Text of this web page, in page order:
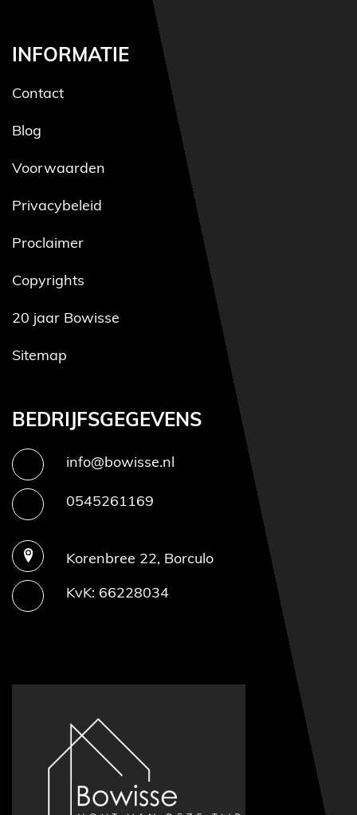
INFORMATIE
Contact
Blog
Voorwaarden
Privacybeleid
Proclaimer
Copyrights
20 jaar Bowisse
Sitemap
BEDRIJFSGEGEVENS
info@bowisse.nl
0545261169
Korenbree 22, Borculo
KvK: 66228034